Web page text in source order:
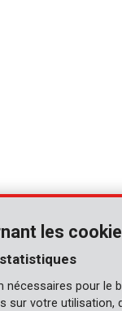
les
nécessaires pour le
sur votre utilisation,